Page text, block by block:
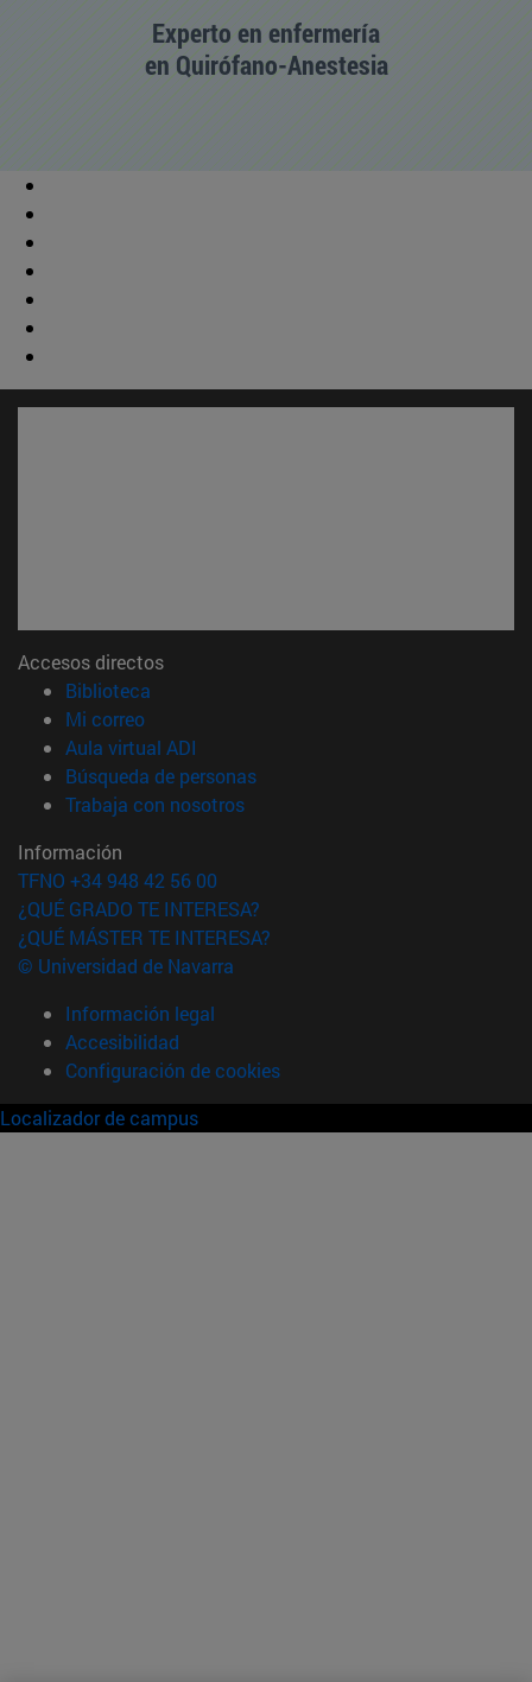
Experto en enfermería
en Quirófano-Anestesia
Accesos directos
Biblioteca
Mi correo(abre en nueva ventana)
Aula virtual ADI
Búsqueda de personas(abre en nueva ventana)
Trabaja con nosotros(abre en nueva ventana)
Información
TFNO +34 948 42 56 00
¿QUÉ GRADO TE INTERESA?
¿QUÉ MÁSTER TE INTERESA?
© Universidad de Navarra
Información legal
Accesibilidad
Configuración de cookies
Localizador de campus